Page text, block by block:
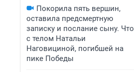
Покорила пять вершин,
оставила предсмертную
записку и послание сыну. Что
с телом Натальи
Наговициной, погибшей на
пике Победы